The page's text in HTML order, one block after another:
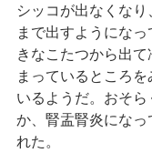
シッコが出なくな
まで出すようにな
きなこたつから出
まっているところ
いるようだ。おそ
か、腎盂腎炎にな
れた。